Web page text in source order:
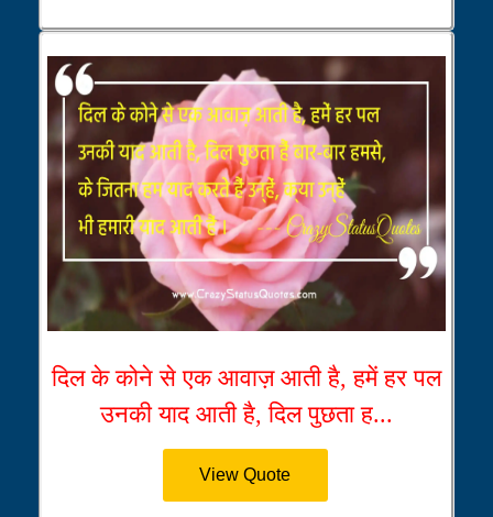
दिल के कोने से एक आवाज़ आती है, हमें हर पल
उनकी याद आती है, दिल पुछता ह...
View Quote